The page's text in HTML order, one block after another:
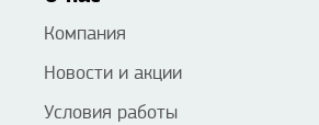
Компания
Новости и акции
Условия работы